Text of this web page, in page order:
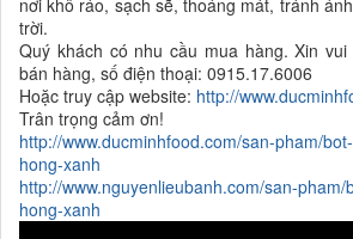
nơi khô ráo, sạch sẽ, thoáng mát, tránh
trời.
Quý khách có nhu cầu mua hàng. Xin
bán hàng, số điện thoại: 0915.17.6006
Hoặc truy cập website: http://
Trân trọng cảm ơn!
http://www.ducminhfood.com/san-pham/
hong-xanh
http://www.nguyenlieubanh.com/san-
hong-xanh